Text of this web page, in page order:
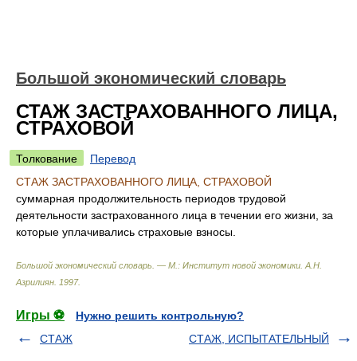
Большой экономический словарь
СТАЖ ЗАСТРАХОВАННОГО ЛИЦА,
СТРАХОВОЙ
Толкование
Перевод
СТАЖ ЗАСТРАХОВАННОГО ЛИЦА, СТРАХОВОЙ
суммарная продолжительность периодов трудовой
деятельности застрахованного лица в течении его жизни, за
которые уплачивались страховые взносы.
Большой экономический словарь. — М.: Институт новой экономики А.Н.
Азрилиян 1997.
Игры ⚽
Нужно решить контрольную?
СТАЖ
СТАЖ, ИСПЫТАТЕЛЬНЫЙ